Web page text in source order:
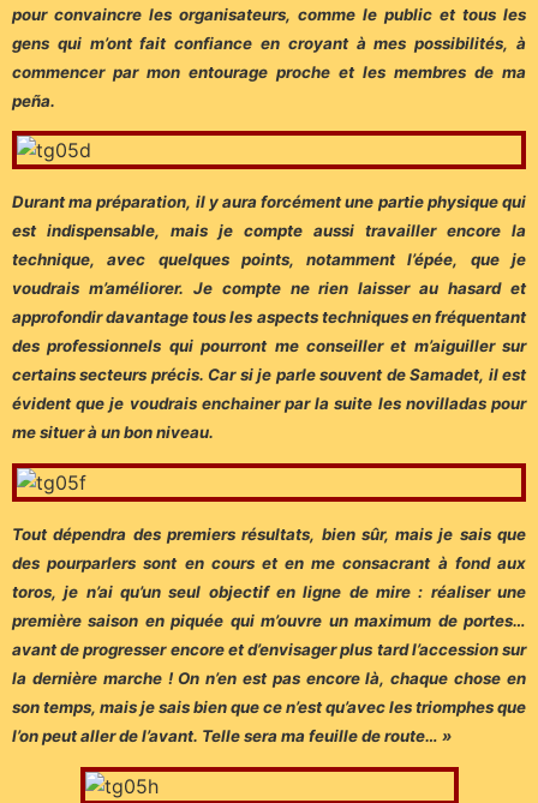
pour convaincre les organisateurs, comme le public et tous les
gens qui m’ont fait confiance en croyant à mes possibilités, à
commencer par mon entourage proche et les membres de ma
peña.
Durant ma préparation, il y aura forcément une partie physique qui
est indispensable, mais je compte aussi travailler encore la
technique, avec quelques points, notamment l’épée, que je
voudrais m’améliorer. Je compte ne rien laisser au hasard et
approfondir davantage tous les aspects techniques en fréquentant
des professionnels qui pourront me conseiller et m’aiguiller sur
certains secteurs précis. Car si je parle souvent de Samadet, il est
évident que je voudrais enchainer par la suite les novilladas pour
me situer à un bon niveau.
Tout dépendra des premiers résultats, bien sûr, mais je sais que
des pourparlers sont en cours et en me consacrant à fond aux
toros, je n’ai qu’un seul objectif en ligne de mire : réaliser une
première saison en piquée qui m’ouvre un maximum de portes…
avant de progresser encore et d’envisager plus tard l’accession sur
la dernière marche ! On n’en est pas encore là, chaque chose en
son temps, mais je sais bien que ce n’est qu’avec les triomphes que
l’on peut aller de l’avant. Telle sera ma feuille de route… »